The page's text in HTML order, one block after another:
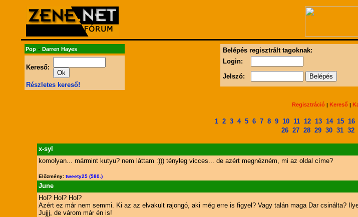
Pop- Darren Hayes
Kereső:
Részletes kereső!
Belépés regisztrált tagoknak:
Login:
Jelszó:
Regisztráció | Kereső |
1 2 3 4 5 6 7 8 9 10 11 12 13 14 15 16
26 27 28 29 30 31 32
x-syl
komolyan... mármint kutyu? nem láttam :))) tényleg vicces... de azért megnézném, mi az oldal címe?
Előzmény: tweety25 (580.)
June
Hol? Hol? Hol?
Azért ez már nem semmi. Ki az az elvakult rajongó, aki még erre is figyel? Vagy talán maga Dar csinálta?
Jujjj, de várom már én is!